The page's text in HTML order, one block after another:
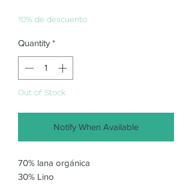
10% de descuento
Quantity *
Out of Stock
Notify When Available
70% lana orgánica
30% Lino